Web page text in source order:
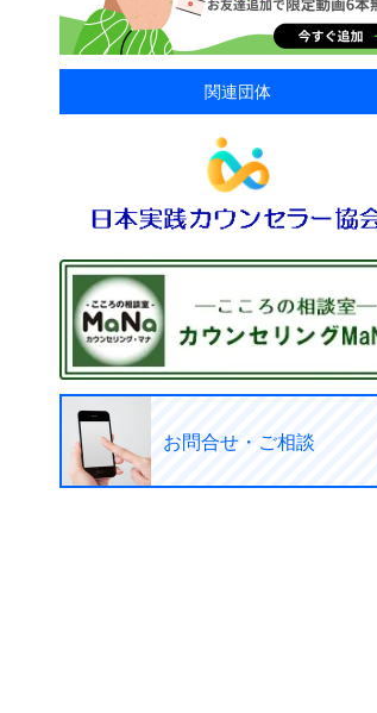
関連団体
お問合せ・ご相談